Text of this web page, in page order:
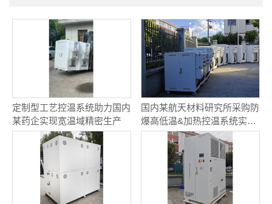
定制型工艺控温系统助力国内
某药企实现宽温域精密生产
国内某航天材料研究所采购防
爆高低温&加热控温系统实现
航天材料精准温控